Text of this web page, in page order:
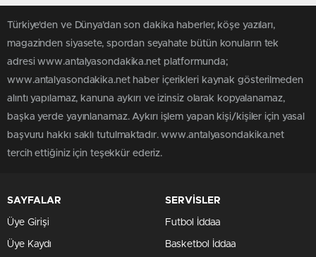
Türkiye'den ve Dünya’dan son dakika haberler, köşe yazıları,
magazinden siyasete, spordan seyahate bütün konuların tek
adresi www.antalyasondakika.net platformunda;
www.antalyasondakika.net haber içerikleri kaynak gösterilmeden
alıntı yapılamaz, kanuna aykırı ve izinsiz olarak kopyalanamaz,
başka yerde yayınlanamaz. Aykırı işlem yapan kişi/kişiler için yasal
başvuru hakkı saklı tutulmaktadır. www.antalyasondakika.net
tercih ettiğiniz için teşekkür ederiz.
SAYFALAR
Üye Girişi
Üye Kaydı
SERVİSLER
Futbol İddaa
Basketbol İddaa